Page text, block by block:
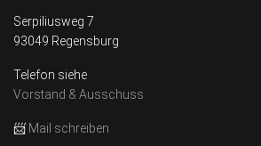
Serpiliusweg 7
93049 Regensburg
Telefon siehe
Vorstand & Ausschuss
📨 Mail schreiben